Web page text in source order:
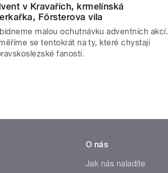
v Kravařích, krmelínská
Försterova vila
malou ochutnávku adventních akcí.
se tentokrát na ty, které chystají
fanosti.
O nás
Jak nás naladíte